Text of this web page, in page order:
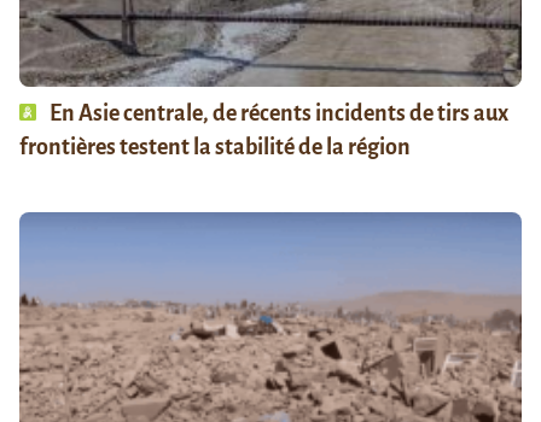
En Asie centrale, de récents incidents de tirs aux
frontières testent la stabilité de la région